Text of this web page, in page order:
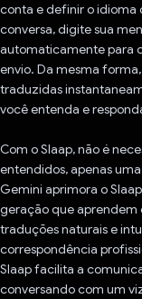
conta e definir o idioma
conversa, digite sua
automaticamente para
envio. Da mesma
traduzidas
você entenda e
Com o Slaap, não é
entendidos, apenas
Gemini aprimora o
geração que
traduções naturais e
correspondência
Slaap facilita a
conversando com um